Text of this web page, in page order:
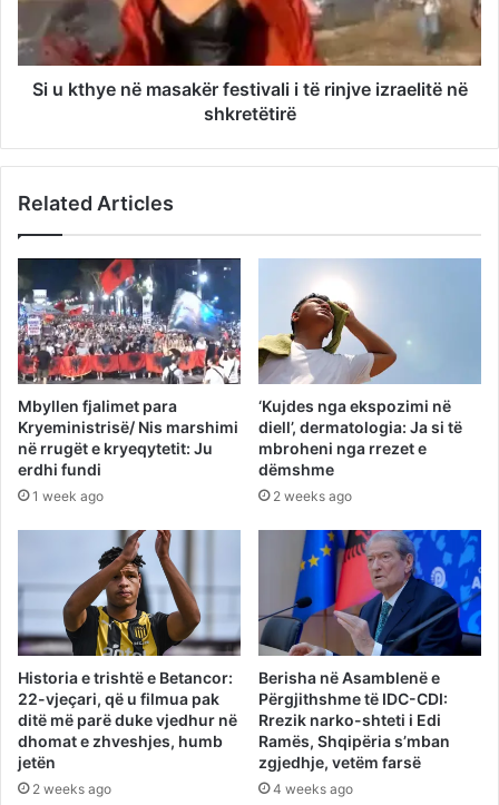
Si u kthye në masakër festivali i të rinjve izraelitë në
shkretëtirë
Related Articles
Mbyllen fjalimet para
Kryeministrisë/ Nis marshimi
në rrugët e kryeqytetit: Ju
erdhi fundi
1 week ago
‘Kujdes nga ekspozimi në
diell’, dermatologia: Ja si të
mbroheni nga rrezet e
dëmshme
2 weeks ago
Historia e trishtë e Betancor:
22-vjeçari, që u filmua pak
ditë më parë duke vjedhur në
dhomat e zhveshjes, humb
jetën
2 weeks ago
Berisha në Asamblenë e
Përgjithshme të IDC-CDI:
Rrezik narko-shteti i Edi
Ramës, Shqipëria s’mban
zgjedhje, vetëm farsë
4 weeks ago